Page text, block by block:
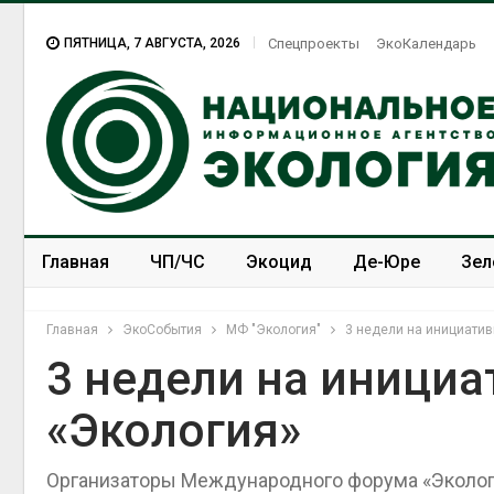
ПЯТНИЦА, 7 АВГУСТА, 2026 Спецпроекты ЭкоКалендарь
Главная ЧП/ЧС Экоцид Де-Юре
Главная ЭкоСобытия МФ "Экология" 3 недели на
3 недели на
«Экология»
Организаторы Международного форума
Приложение «Экопульс»
для контроля мусорных
площадок запустят в
сентябре